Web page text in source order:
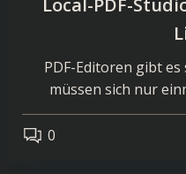
Local-PDF-
PDF-Editoren gibt
müssen sich nur
0